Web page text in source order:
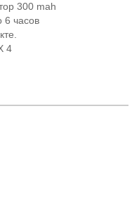
300 mah
6 часов
4